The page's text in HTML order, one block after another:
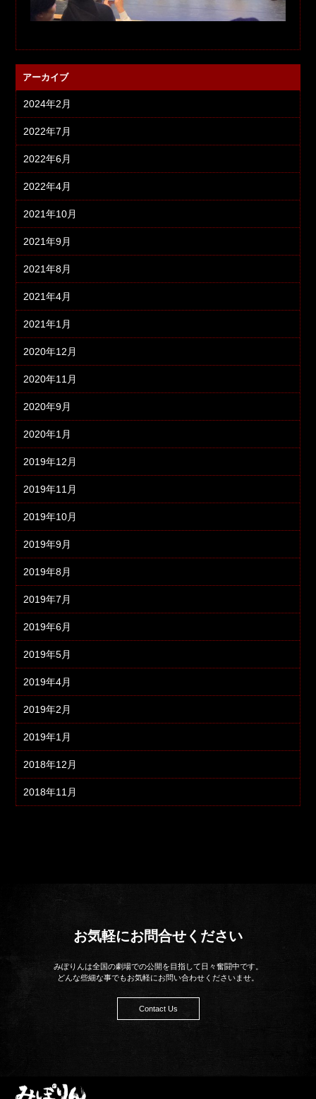
アーカイブ
2024年2月
2022年7月
2022年6月
2022年4月
2021年10月
2021年9月
2021年8月
2021年4月
2021年1月
2020年12月
2020年11月
2020年9月
2020年1月
2019年12月
2019年11月
2019年10月
2019年9月
2019年8月
2019年7月
2019年6月
2019年5月
2019年4月
2019年2月
2019年1月
2018年12月
2018年11月
お気軽にお問合せください
みぽりんは全国の劇場での公開を目指して日々奮闘中です。
どんな些細な事でもお気軽にお問い合わせくださいませ。
Contact Us